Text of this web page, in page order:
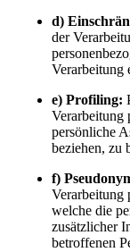
d)
der
Verarbeitung
e) Profiling:
Verarbeitung
persönliche
beziehen, zu
f)
Verarbeitung
welche die
zusätzlicher
betroffenen